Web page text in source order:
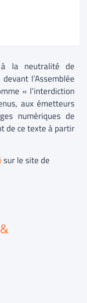
la neutralité de
l’Assemblée
« l’interdiction
aux émetteurs
numériques de
de ce texte à partir
sur le site de